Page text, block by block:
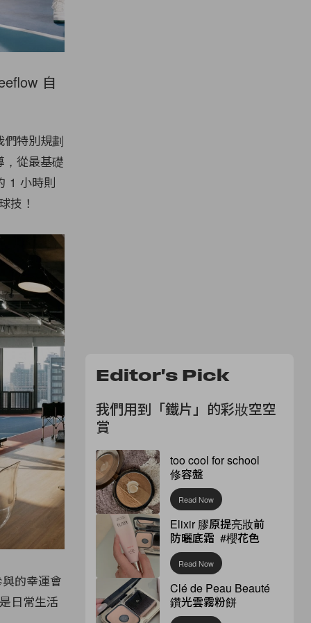
自
特別規劃
從最基礎
1 小時則
技！
的幸運會
日常生活
Editor's Pick
我們用到「鐵片」的彩妝空空
賞
too cool for school
修容盤
Read Now
Elixir 膠原提亮妝前
防曬底霜 #櫻花色
Read Now
Clé de Peau Beauté
鑽光雲霧粉餅